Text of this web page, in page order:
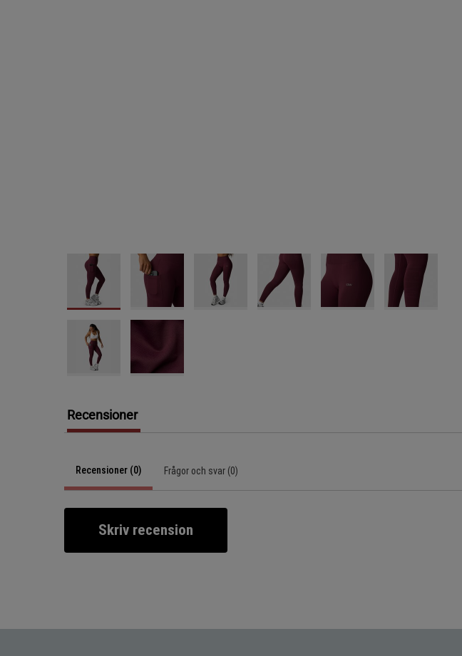
Recensioner
Recensioner (0) Frågor och svar (0)
Skriv recension